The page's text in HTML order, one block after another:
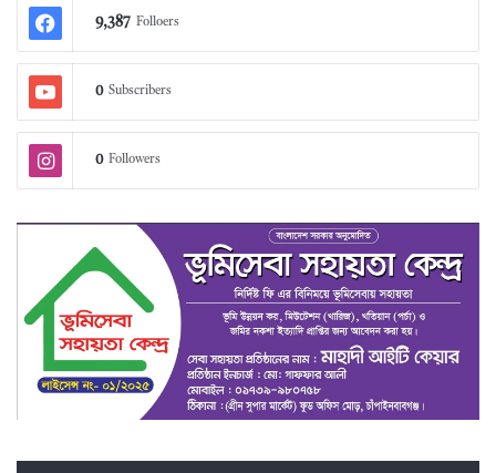
9,387 Folloers
0 Subscribers
0 Followers